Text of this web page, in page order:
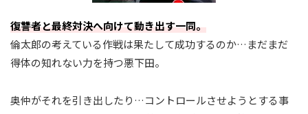
復讐者と最終対決へ向けて動き出す一同。
倫太郎の考えている作戦は果たして成功するのか…まだまだ
得体の知れない力を持つ悪下田。
奥仲がそれを引き出したり…コントロールさせようとする事